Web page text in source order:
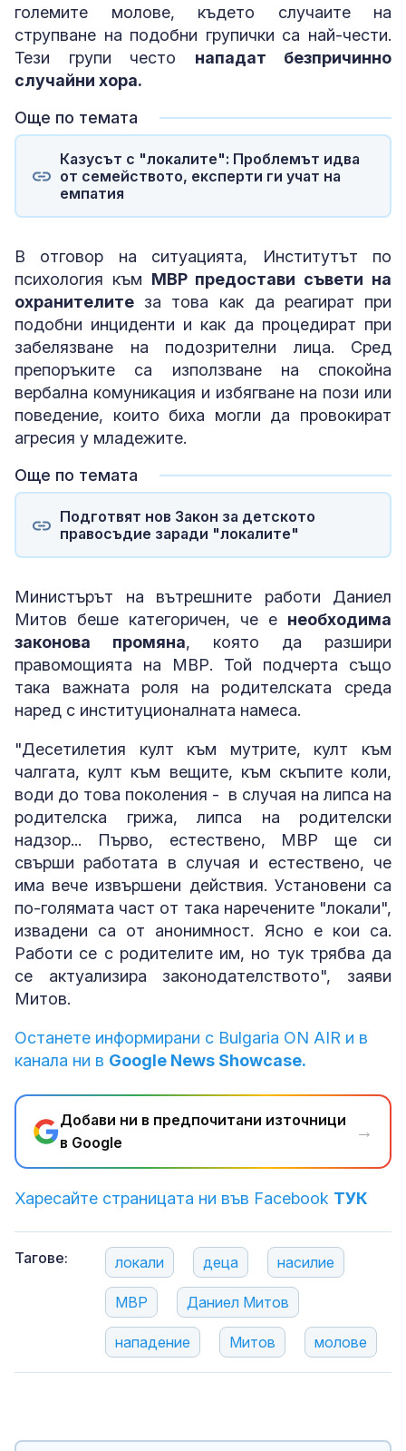
големите молове, където случаите на
струпване на подобни групички са най-чести.
Тези групи често нападат безпричинно
случайни хора.
Още по темата
Казусът с "локалите": Проблемът идва
от семейството, експерти ги учат на
емпатия
В отговор на ситуацията, Институтът по
психология към МВР предостави съвети на
охранителите за това как да реагират при
подобни инциденти и как да процедират при
забелязване на подозрителни лица. Сред
препоръките са използване на спокойна
вербална комуникация и избягване на пози или
поведение, които биха могли да провокират
агресия у младежите.
Още по темата
Подготвят нов Закон за детското
правосъдие заради "локалите"
Министърът на вътрешните работи Даниел
Митов беше категоричен, че е необходима
законова промяна, която да разшири
правомощията на МВР. Той подчерта също
така важната роля на родителската среда
наред с институционалната намеса.
"Десетилетия култ към мутрите, култ към
чалгата, култ към вещите, към скъпите коли,
води до това поколения - в случая на липса на
родителска грижа, липса на родителски
надзор... Първо, естествено, МВР ще си
свърши работата в случая и естествено, че
има вече извършени действия. Установени са
по-голямата част от така наречените "локали",
извадени са от анонимност. Ясно е кои са.
Работи се с родителите им, но тук трябва да
се актуализира законодателството", заяви
Митов.
Останете информирани с Bulgaria ON AIR и в
канала ни в Google News Showcase.
Добави ни в предпочитани източници
в Google
→
Харесайте страницата ни във Facebook ТУК
Тагове: локали деца насилие
МВР Даниел Митов
нападение Митов молове